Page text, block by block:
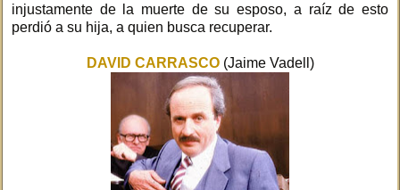
injustamente de la muerte de su esposo, a raíz de esto
perdió a su hija, a quien busca recuperar.
DAVID CARRASCO(Jaime Vadell)